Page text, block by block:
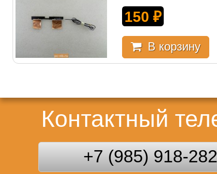
150 ₽
В корзину
Контактный
+7 (985) 918-